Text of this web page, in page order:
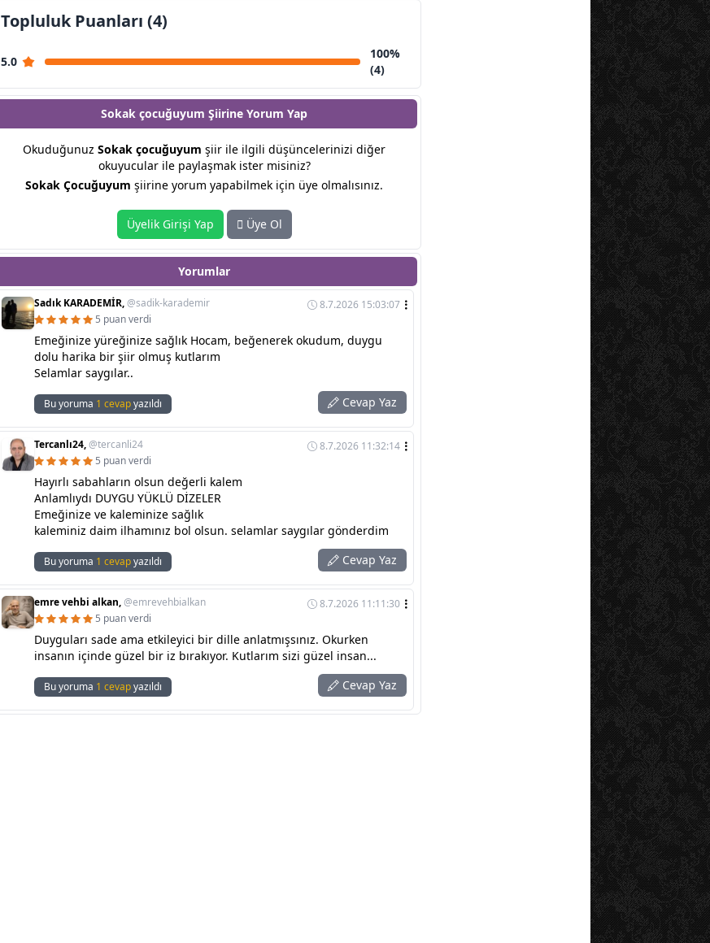
Topluluk Puanları (4)
5.0
100%
(4)
Sokak çocuğuyum Şiirine Yorum Yap
Okuduğunuz Sokak çocuğuyum şiir ile ilgili düşüncelerinizi diğer
okuyucular ile paylaşmak ister misiniz?
Sokak Çocuğuyum şiirine yorum yapabilmek için üye olmalısınız.
Üyelik Girişi Yap Üye Ol
Yorumlar
Sadık KARADEMİR,@sadik-karademir
8.7.2026 15:03:07
5 puan verdi
Emeğinize yüreğinize sağlık Hocam, beğenerek okudum, duygu
dolu harika bir şiir olmuş kutlarım
Selamlar saygılar..
Bu yoruma 1 cevapyazıldı Cevap Yaz
Tercanlı24,@tercanli24
8.7.2026 11:32:14
5 puan verdi
Hayırlı sabahların olsun değerli kalem
Anlamlıydı DUYGU YÜKLÜ DİZELER
Emeğinize ve kaleminize sağlık
kaleminiz daim ilhamınız bol olsun. selamlar saygılar gönderdim
Bu yoruma 1 cevapyazıldı Cevap Yaz
emre vehbi alkan,@emrevehbialkan
8.7.2026 11:11:30
5 puan verdi
Duyguları sade ama etkileyici bir dille anlatmışsınız. Okurken
insanın içinde güzel bir iz bırakıyor. Kutlarım sizi güzel insan...
Bu yoruma 1 cevapyazıldı Cevap Yaz